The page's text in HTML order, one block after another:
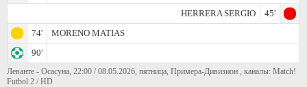
HERRERA SERGIO
45'
74'
MORENO MATIAS
90'
Леванте - Осасуна, 22:00 / 08.05.2026, пятница, Примера-Дивизион , каналы: Match!
Futbol 2 / HD